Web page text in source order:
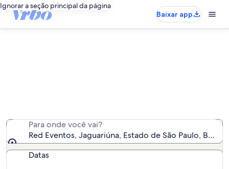
Ignorar a seção principal da página
Baixar app
Para onde você vai?
Red Eventos, Jaguariúna, Estado de São Paulo, Brasil
Datas